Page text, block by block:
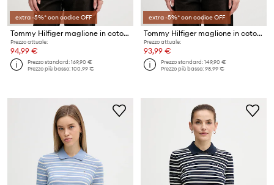
extra -5%* con codice OFF
Tommy Hilfiger maglione in cotone
Prezzo attuale:
94,99 €
Prezzo standard:169,90 €
Prezzo più basso:100,99 €
extra -5%* con codice OFF
Tommy Hilfiger maglione in cotone
Prezzo attuale:
93,99 €
Prezzo standard:149,90 €
Prezzo più basso:98,99 €